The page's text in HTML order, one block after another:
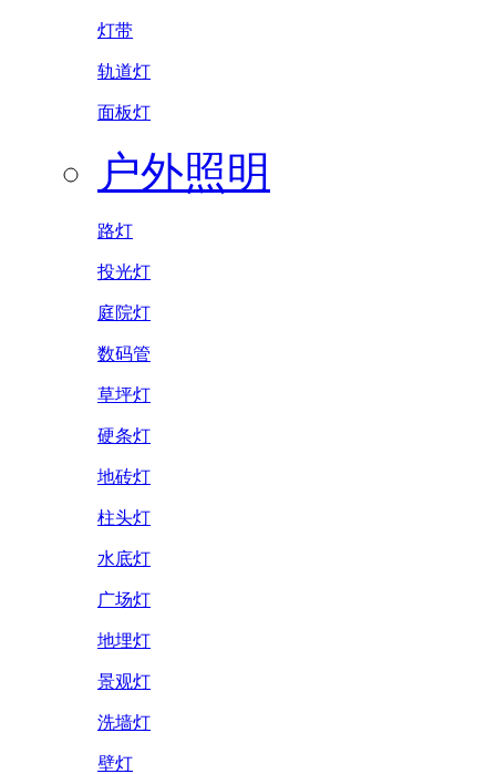
灯带
轨道灯
面板灯
户外照明
路灯
投光灯
庭院灯
数码管
草坪灯
硬条灯
地砖灯
柱头灯
水底灯
广场灯
地埋灯
景观灯
洗墙灯
壁灯